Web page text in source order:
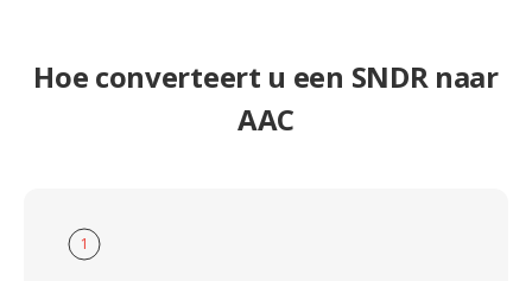
Hoe converteert u een SNDR naar
AAC
1